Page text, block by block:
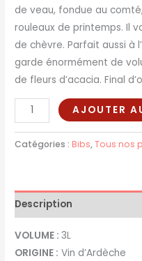
de veau, fondue au
rouleaux de printemps. Il
de chèvre. Parfait aussi à
garde énormément de
de fleurs d’acacia. Final
AJOUTER
Catégories : Bibs,Tous nos
Description
VOLUME :3L
ORIGINE : Vin d’Ardèche